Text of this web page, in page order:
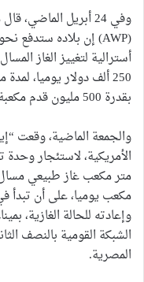
وفي 24 أبريل
أسترالية لتغييز الغاز
بقدرة 500 مليون قدم مكعبة يوميا.
والجمعة الماضية، وقعت
مكعب يوميا، على أن تبدأ
وإعادته للحالة الغازية،
المصرية.